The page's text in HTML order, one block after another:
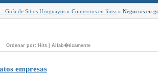
Guía de Sitios Uruguayos » Comercios en línea » Negocios en
Ordenar por: Hits Alfab�ticamente
empresas